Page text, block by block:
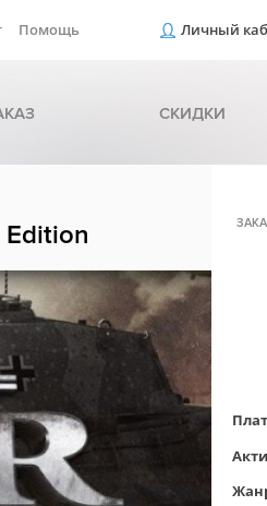
Помощь Личный
СКИДКИ
Edition